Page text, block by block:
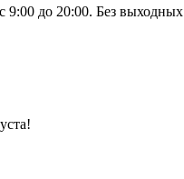
9:00 до 20:00. Без выходных